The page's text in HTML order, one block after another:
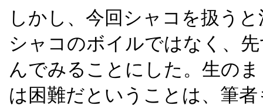
しかし、今回シャコを扱う
シャコのボイルではなく、
んでみることにした。生の
は困難だということは、筆